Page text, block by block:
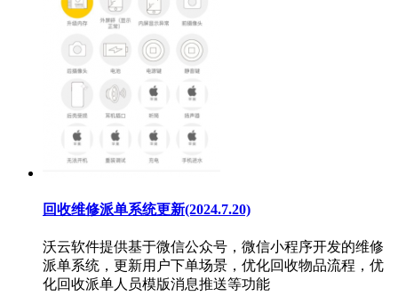
回收维修派单系统更新(2024.7.20)
沃云软件提供基于微信公众号，微信小程序开发的维修
派单系统，更新用户下单场景，优化回收物品流程，优
化回收派单人员模版消息推送等功能